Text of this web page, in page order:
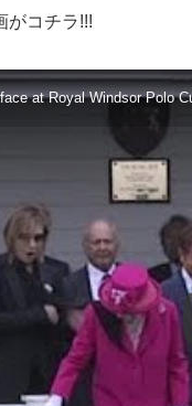
がコチラ!!!
at Royal Windsor Polo